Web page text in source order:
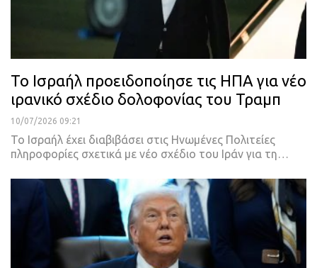
Το Ισραήλ προειδοποίησε τις ΗΠΑ για νέο
ιρανικό σχέδιο δολοφονίας του Τραμπ
10/07/2026 09:21
Το Ισραήλ έχει διαβιβάσει στις Ηνωμένες Πολιτείες
πληροφορίες σχετικά με νέο σχέδιο του Ιράν για τη…